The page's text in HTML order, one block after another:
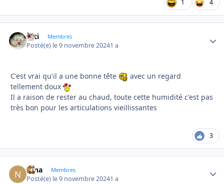
1 4
asti Membres
Posté(e) le 9 novembre 20241 a
C'est vrai qu'il a une bonne tête
avec un regard
tellement doux
Il a raison de rester au chaud, toute cette humidité c'est pas
très bon pour les articulations vieillissantes
3
Nina Membres
Posté(e) le 9 novembre 20241 a